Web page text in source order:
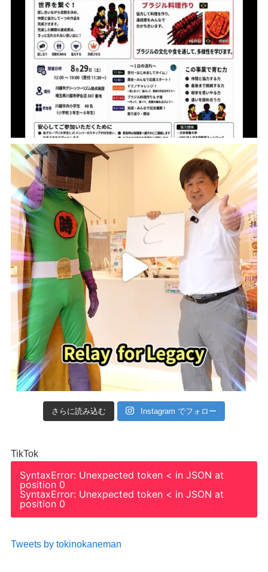
さらに読み込む Instagram でフォロー
TikTok
SyntaxError: Unexpected token < in JSON at
position 0
SyntaxError: Unexpected token < in JSON at
position 0
Tweets by tokinokaneman